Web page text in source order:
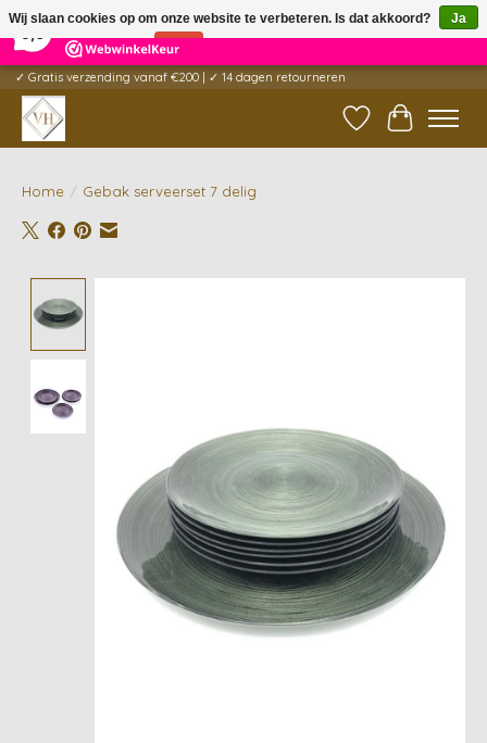
5 Reviews ×
✓ Gratis verzending vanaf €200 | ✓ 14 dagen retourneren
Verlanglijst
Home / Gebak serveerset 7 delig
Wij slaan cookies op om onze website te verbeteren. Is dat akkoord?
Ja
Nee